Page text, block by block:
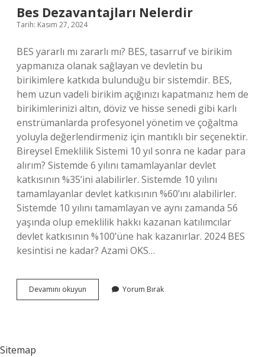
Bes Dezavantajları Nelerdir
Tarih: Kasım 27, 2024
BES yararlı mı zararlı mı? BES, tasarruf ve birikim
yapmanıza olanak sağlayan ve devletin bu
birikimlere katkıda bulunduğu bir sistemdir. BES,
hem uzun vadeli birikim açığınızı kapatmanız hem de
birikimlerinizi altın, döviz ve hisse senedi gibi karlı
enstrümanlarda profesyonel yönetim ve çoğaltma
yoluyla değerlendirmeniz için mantıklı bir seçenektir.
Bireysel Emeklilik Sistemi 10 yıl sonra ne kadar para
alırım? Sistemde 6 yılını tamamlayanlar devlet
katkısının %35’ini alabilirler. Sistemde 10 yılını
tamamlayanlar devlet katkısının %60’ını alabilirler.
Sistemde 10 yılını tamamlayan ve aynı zamanda 56
yaşında olup emeklilik hakkı kazanan katılımcılar
devlet katkısının %100’üne hak kazanırlar. 2024 BES
kesintisi ne kadar? Azami OKS…
Devamını okuyun
Dezavantajları
Yorum Bırak
Sitemap